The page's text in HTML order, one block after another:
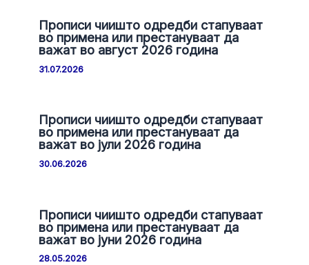
Прописи чиишто одредби стапуваат
во примена или престануваат да
важат во август 2026 година
31.07.2026
Прописи чиишто одредби стапуваат
во примена или престануваат да
важат во јули 2026 година
30.06.2026
Прописи чиишто одредби стапуваат
во примена или престануваат да
важат во јуни 2026 година
28.05.2026